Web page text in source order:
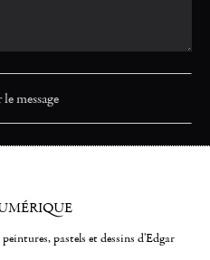
pastels et dessins d'Edgar